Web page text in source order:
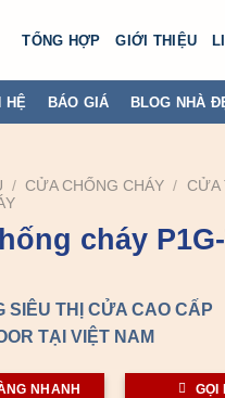
TỔNG HỢP GIỚI THIỆU
HỆ BÁO GIÁ BLOG NHÀ
/ CỬA CHỐNG CHÁY / CỬA
cháy
SIÊU THỊ CỬA CAO CẤP
TẠI VIỆT NAM
NHANH GỌI